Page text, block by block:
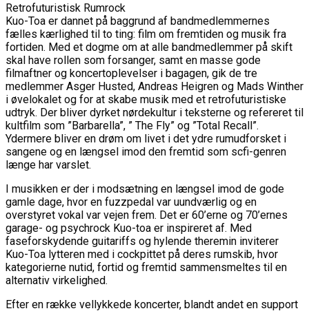
Retrofuturistisk Rumrock
Kuo-Toa er dannet på baggrund af bandmedlemmernes
fælles kærlighed til to ting: film om fremtiden og musik fra
fortiden. Med et dogme om at alle bandmedlemmer på skift
skal have rollen som forsanger, samt en masse gode
filmaftner og koncertoplevelser i bagagen, gik de tre
medlemmer Asger Husted, Andreas Heigren og Mads Winther
i øvelokalet og for at skabe musik med et retrofuturistiske
udtryk. Der bliver dyrket nørdekultur i teksterne og refereret til
kultfilm som ”Barbarella”, ” The Fly” og ”Total Recall”.
Ydermere bliver en drøm om livet i det ydre rumudforsket i
sangene og en længsel imod den fremtid som scfi-genren
længe har varslet.
I musikken er der i modsætning en længsel imod de gode
gamle dage, hvor en fuzzpedal var uundværlig og en
overstyret vokal var vejen frem. Det er 60’erne og 70’ernes
garage- og psychrock Kuo-toa er inspireret af. Med
faseforskydende guitariffs og hylende theremin inviterer
Kuo-Toa lytteren med i cockpittet på deres rumskib, hvor
kategorierne nutid, fortid og fremtid sammensmeltes til en
alternativ virkelighed.
Efter en række vellykkede koncerter, blandt andet en support